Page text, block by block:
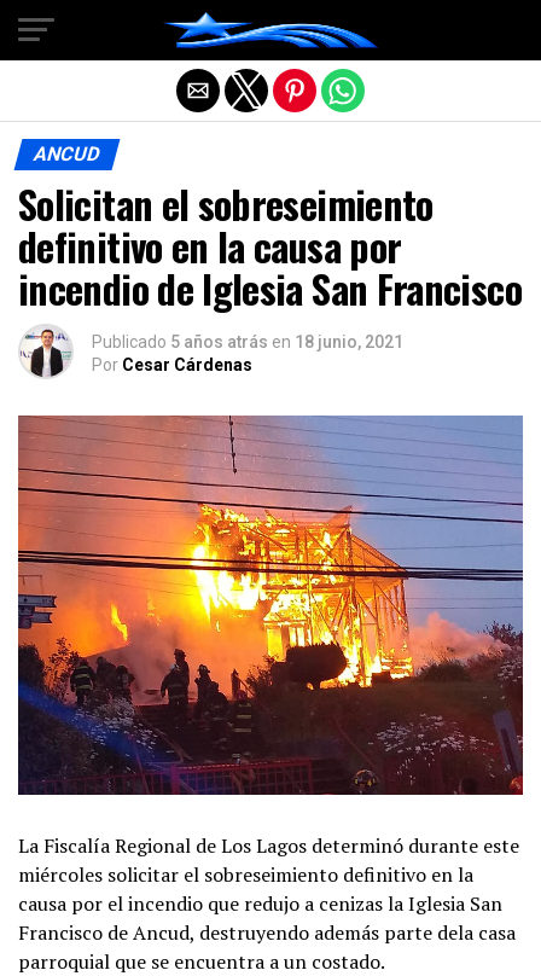
ANCUD
Solicitan el sobreseimiento
definitivo en la causa por
incendio de Iglesia San Francisco
Publicado 5 años atrás en 18 junio, 2021
Por Cesar Cárdenas
La Fiscalía Regional de Los Lagos determinó durante este
miércoles solicitar el sobreseimiento definitivo en la
causa por el incendio que redujo a cenizas la Iglesia San
Francisco de Ancud, destruyendo además parte dela casa
parroquial que se encuentra a un costado.
Salir de la versión móvil